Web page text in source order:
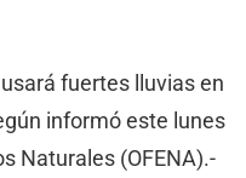
fuertes lluvias en
informó este lunes
Naturales (OFENA).-